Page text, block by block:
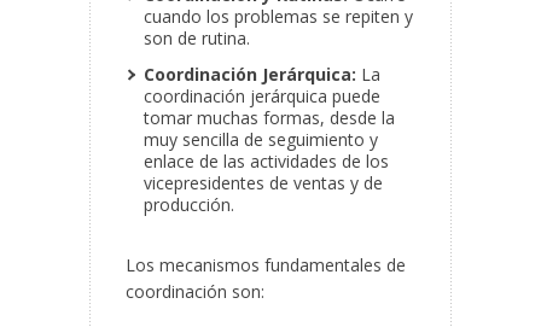
cuando los problemas se repiten y
son de rutina.
Coordinación Jerárquica: La
coordinación jerárquica puede
tomar muchas formas, desde la
muy sencilla de seguimiento y
enlace de las actividades de los
vicepresidentes de ventas y de
producción.
Los mecanismos fundamentales de
coordinación son: